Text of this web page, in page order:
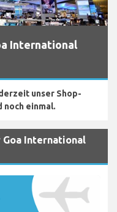
International
unser Shop-
noch einmal.
International